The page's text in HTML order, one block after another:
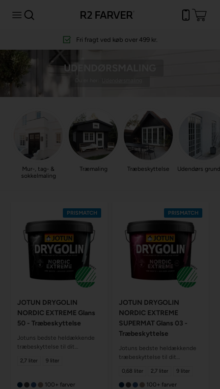
Fri fragt ved køb over 499 kr.
UDENDØRSMALING
Du er her:
Mur-, tag- &
sokkelmaling
Træmaling Træbeskyttelse Udendørs
PRISMATCH
JOTUN DRYGOLIN
NORDIC EXTREME Glans
50 - Træbeskyttelse
Jotuns bedste heldækkende
træbeskyttelse til dit
2,7 liter 9 liter
100+ farver
PRISMATCH
JOTUN DRYGOLIN
NORDIC EXTREME
SUPERMAT Glans 03 -
Træbeskyttelse
Jotuns bedste heldækkende
træbeskyttelse til dit
glans 03.
0,68 liter 2,7 liter 9 liter
100+ farver